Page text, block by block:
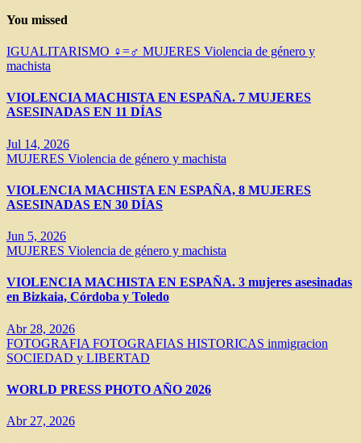
You missed
IGUALITARISMO ♀=♂ MUJERES Violencia de género y
machista
VIOLENCIA MACHISTA EN ESPAÑA. 7 MUJERES
ASESINADAS EN 11 DÍAS
Jul 14, 2026
MUJERES Violencia de género y machista
VIOLENCIA MACHISTA EN ESPAÑA, 8 MUJERES
ASESINADAS EN 30 DÍAS
Jun 5, 2026
MUJERES Violencia de género y machista
VIOLENCIA MACHISTA EN ESPAÑA. 3 mujeres asesinadas
en Bizkaia, Córdoba y Toledo
Abr 28, 2026
FOTOGRAFIA FOTOGRAFIAS HISTORICAS inmigracion
SOCIEDAD y LIBERTAD
WORLD PRESS PHOTO AÑO 2026
Abr 27, 2026